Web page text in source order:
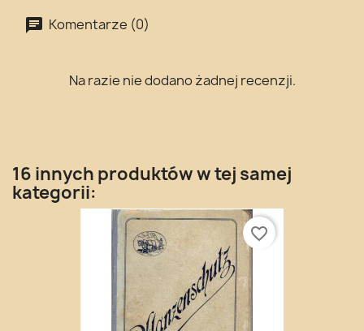
Komentarze (0)
Na razie nie dodano żadnej recenzji.
16 innych produktów w tej samej
kategorii:
favorite_border